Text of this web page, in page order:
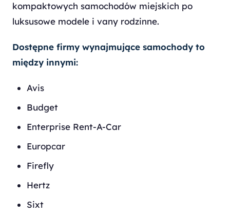
kompaktowych samochodów miejskich po
luksusowe modele i vany rodzinne.
Dostępne firmy wynajmujące samochody to
między innymi:
Avis
Budget
Enterprise Rent-A-Car
Europcar
Firefly
Hertz
Sixt